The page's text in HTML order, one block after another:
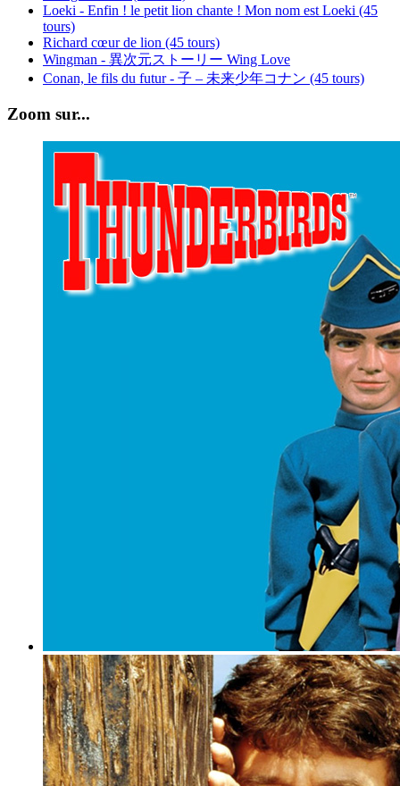
Loeki - Enfin ! le petit lion chante ! Mon nom est Loeki (45
tours)
Richard cœur de lion (45 tours)
Wingman - 異次元ストーリー Wing Love
Conan, le fils du futur - 子 – 未来少年コナン (45 tours)
Zoom sur...